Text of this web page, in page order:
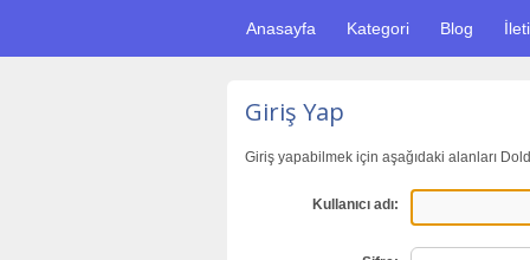
Anasayfa Kategori Blog
Giriş Yap
Giriş yapabilmek için aşağıdaki alanları
Kullanıcı adı: